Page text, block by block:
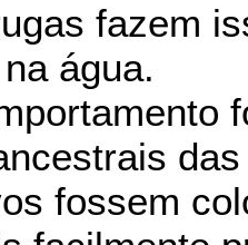
fazem
água.
fossem